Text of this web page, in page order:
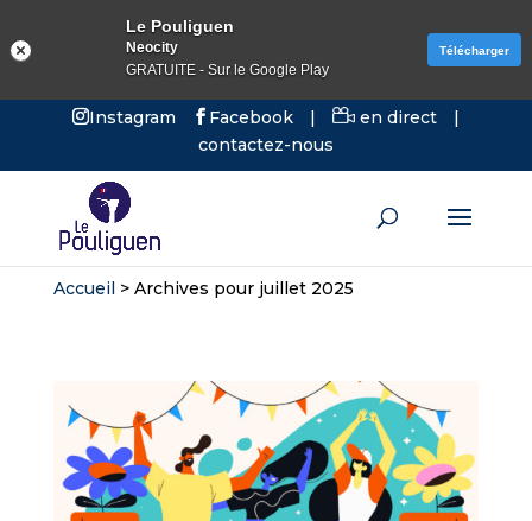
Instagram Facebook | en direct
|
contactez-nous
Accueil> Archives pour juillet 2025
Le Pouliguen
Neocity
GRATUITE - Sur le Google Play
Télécharger